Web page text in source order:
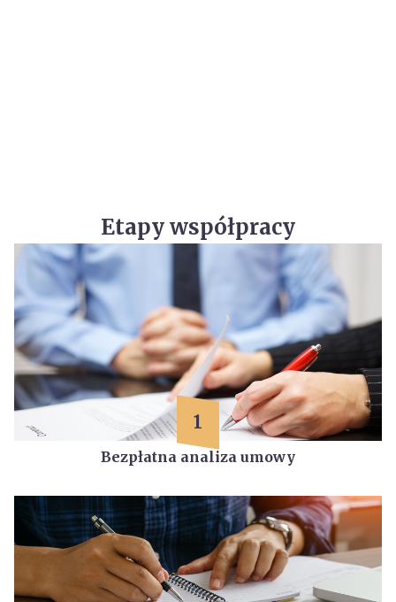
Etapy współpracy
1
Bezpłatna analiza umowy